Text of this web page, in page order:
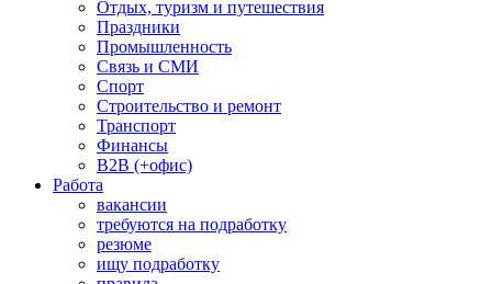
Отдых, туризм и путешествия
Праздники
Промышленность
Связь и СМИ
Спорт
Строительство и ремонт
Транспорт
Финансы
B2B (+офис)
Работа
вакансии
требуются на подработку
резюме
ищу подработку